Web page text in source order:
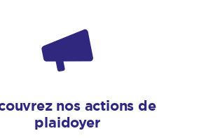
nos actions de
plaidoyer